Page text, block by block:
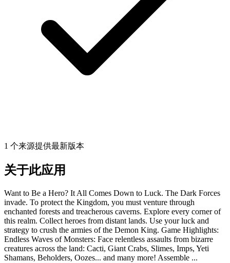
1 个来源提供最新版本
关于此应用
Want to Be a Hero? It All Comes Down to Luck. The Dark Forces
invade. To protect the Kingdom, you must venture through
enchanted forests and treacherous caverns. Explore every corner of
this realm. Collect heroes from distant lands. Use your luck and
strategy to crush the armies of the Demon King. Game Highlights:
Endless Waves of Monsters: Face relentless assaults from bizarre
creatures across the land: Cacti, Giant Crabs, Slimes, Imps, Yeti
Shamans, Beholders, Oozes... and many more! Assemble ...